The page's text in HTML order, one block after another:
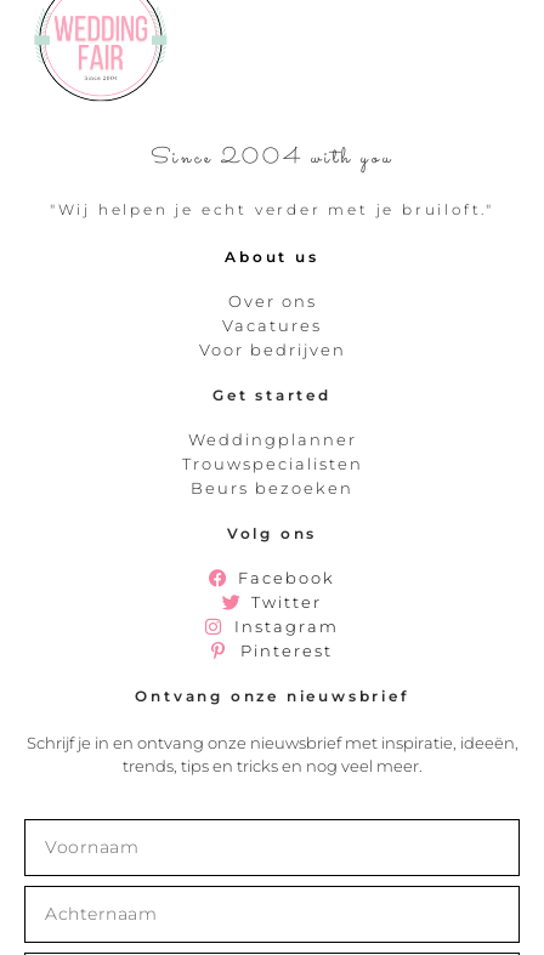
Since 2004 with you
"Wij helpen je echt verder met je bruiloft."
About us
Over ons
Vacatures
Voor bedrijven
Get started
Weddingplanner
Trouwspecialisten
Beurs bezoeken
Volg ons
Facebook
Twitter
Instagram
Pinterest
Ontvang onze nieuwsbrief
Schrijf je in en ontvang onze nieuwsbrief met inspiratie, ideeën,
trends, tips en tricks en nog veel meer.